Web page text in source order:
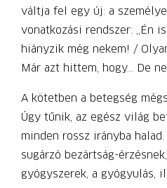
váltja fel egy új: a
vonatkozási rendszer: „Én
hiányzik még nekem! /
Már azt hittem, hogy… De
A kötetben a betegség
Úgy tűnik, az egész világ
minden rossz irányba
sugárzó bezártság-
gyógyszerek, a gyógyulás,